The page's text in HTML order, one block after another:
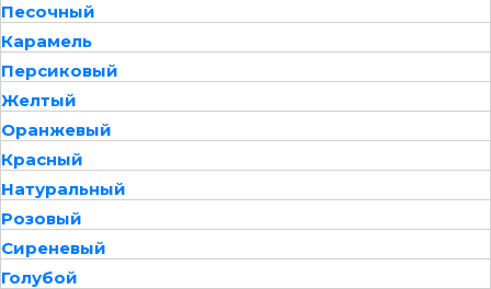
Песочный
Карамель
Персиковый
Желтый
Оранжевый
Красный
Натуральный
Розовый
Сиреневый
Голубой